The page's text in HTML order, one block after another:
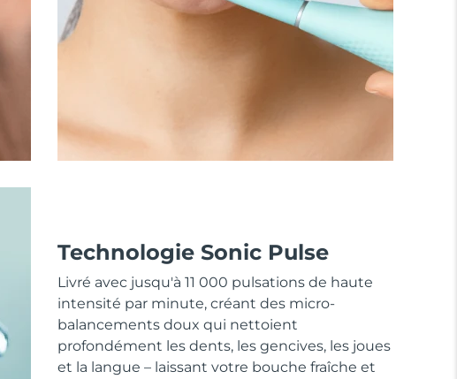
Technologie Sonic Pulse
Livré avec jusqu'à 11 000 pulsations de haute
intensité par minute, créant des micro-
balancements doux qui nettoient
profondément les dents, les gencives, les joues
et la langue – laissant votre bouche fraîche et